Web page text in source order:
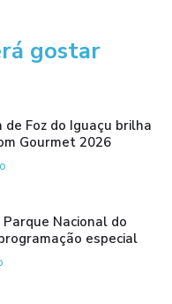
gostar
de Foz do Iguaçu brilha
Gourmet 2026
Parque Nacional do
especial